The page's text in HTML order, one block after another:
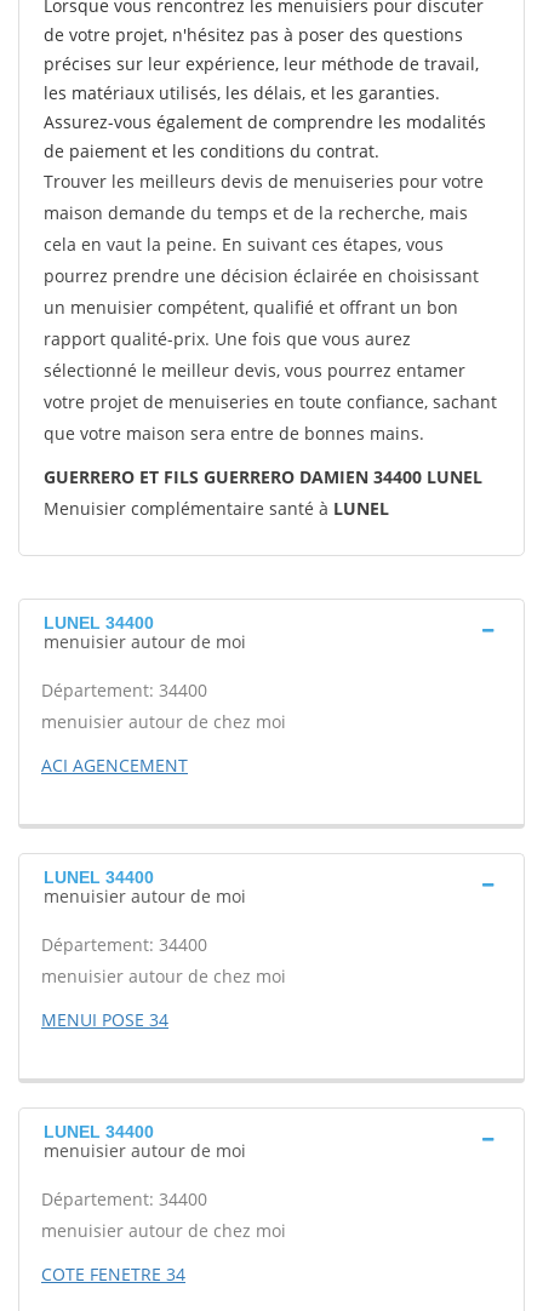
Lorsque vous rencontrez les menuisiers pour discuter
de votre projet, n'hésitez pas à poser des questions
précises sur leur expérience, leur méthode de travail,
les matériaux utilisés, les délais, et les garanties.
Assurez-vous également de comprendre les modalités
de paiement et les conditions du contrat.
Trouver les meilleurs devis de menuiseries pour votre
maison demande du temps et de la recherche, mais
cela en vaut la peine. En suivant ces étapes, vous
pourrez prendre une décision éclairée en choisissant
un menuisier compétent, qualifié et offrant un bon
rapport qualité-prix. Une fois que vous aurez
sélectionné le meilleur devis, vous pourrez entamer
votre projet de menuiseries en toute confiance, sachant
que votre maison sera entre de bonnes mains.
GUERRERO ET FILS GUERRERO DAMIEN 34400 LUNEL
Menuisier complémentaire santé à LUNEL
LUNEL 34400
menuisier autour de moi
Département: 34400
menuisier autour de chez moi
ACI AGENCEMENT
LUNEL 34400
menuisier autour de moi
Département: 34400
menuisier autour de chez moi
MENUI POSE 34
LUNEL 34400
menuisier autour de moi
Département: 34400
menuisier autour de chez moi
COTE FENETRE 34